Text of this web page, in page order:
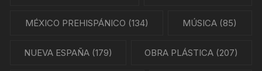
MÉXICO PREHISPÁNICO (134) MÚSICA (85)
NUEVA ESPAÑA(179) OBRA PLÁSTICA (207)